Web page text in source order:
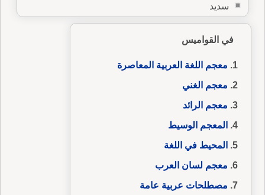
سديد
في القواميس
معجم اللغة العربية المعاصرة
معجم الغني
معجم الرائد
المعجم الوسيط
المحيط في اللغة
معجم لسان العرب
مصطلحات عربية عامة